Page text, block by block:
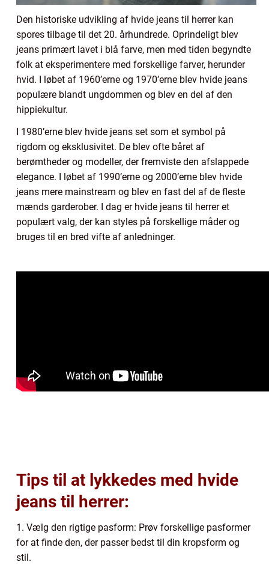
Den historiske udvikling af hvide jeans til herrer kan
spores tilbage til det 20. århundrede. Oprindeligt blev
jeans primært lavet i blå farve, men med tiden begyndte
folk at eksperimentere med forskellige farver, herunder
hvid. I løbet af 1960’erne og 1970’erne blev hvide jeans
populære blandt ungdommen og blev en del af den
hippiekultur.
I 1980’erne blev hvide jeans set som et symbol på
rigdom og eksklusivitet. De blev ofte båret af
berømtheder og modeller, der fremviste den afslappede
elegance. I løbet af 1990’erne og 2000’erne blev hvide
jeans mere mainstream og blev en fast del af de fleste
mænds garderober. I dag er hvide jeans til herrer et
populært valg, der kan styles på forskellige måder og
bruges til en bred vifte af anledninger.
Tips til at lykkedes med hvide
jeans til herrer:
1. Vælg den rigtige pasform: Prøv forskellige pasformer
for at finde den, der passer bedst til din kropsform og
stil.